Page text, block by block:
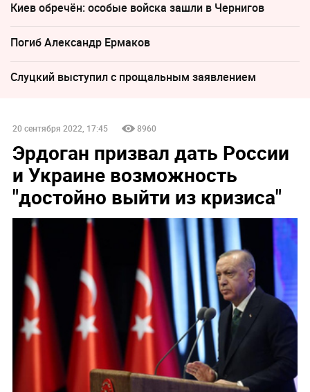
Киев обречён: особые войска зашли в Чернигов
Погиб Александр Ермаков
Слуцкий выступил с прощальным заявлением
20 сентября 2022, 17:45 8960
Эрдоган призвал дать России
и Украине возможность
"достойно выйти из кризиса"